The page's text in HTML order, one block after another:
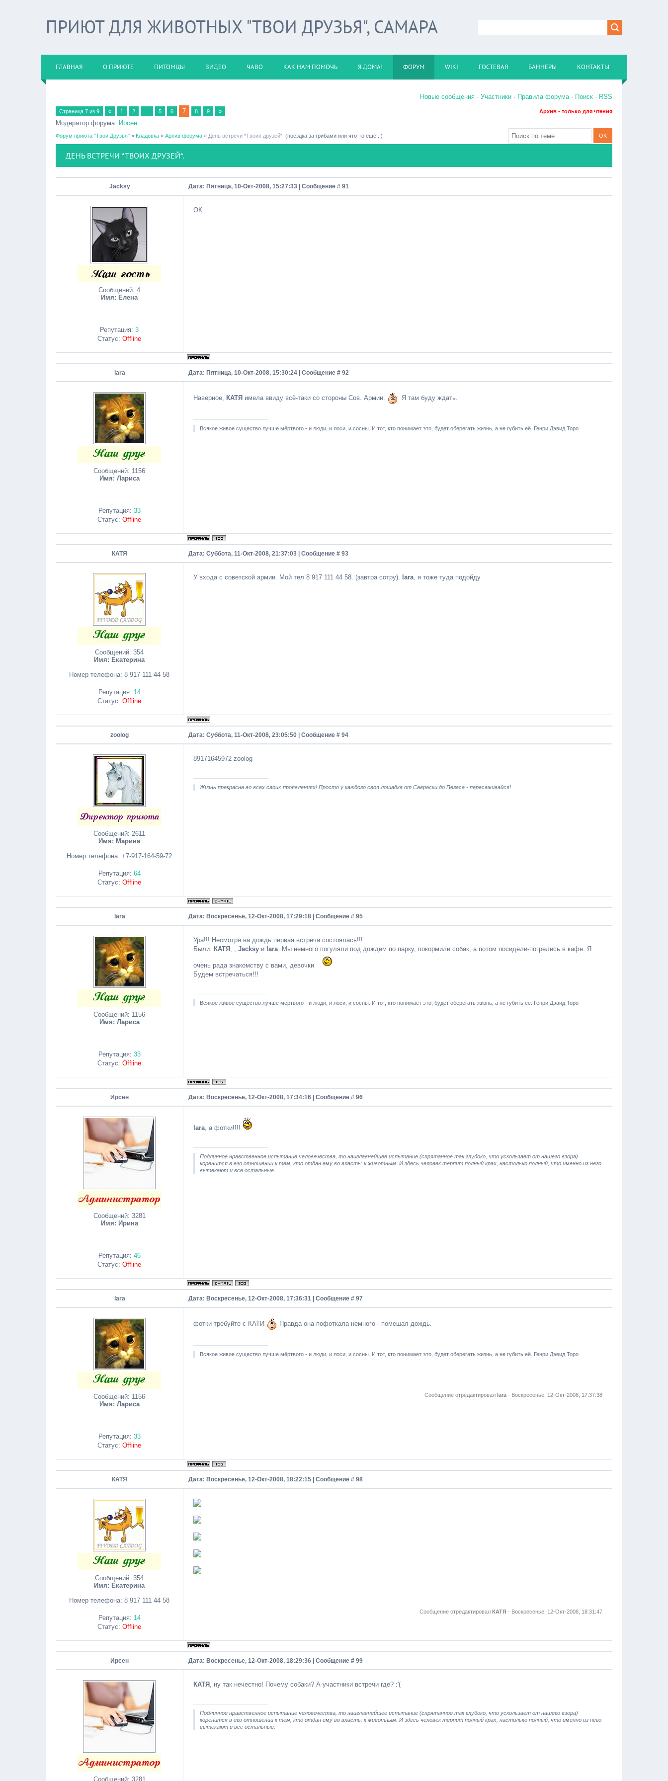
ПРИЮТ ДЛЯ ЖИВОТНЫХ "ТВОИ ДРУЗЬЯ", САМАРА
ГЛАВНАЯ О ПРИЮТЕ ПИТОМЦЫ ВИДЕО ЧАВО КАК НАМ ПОМОЧЬ Я ДОМА! ФОРУМ WIKI ГОСТЕВАЯ БАННЕРЫ КОНТАКТЫ
Новые сообщения · Участники · Правила форума· Поиск · RSS
Страница 7 из 9 « 1 2 5 6 7 8 9 » Архив - только для чтения
Модератор форума: Ирсен
Форум приюта "Твои Друзья" » Кладовка » Архив форума » День встречи *Твоих друзей*. (поездка за грибами или что-то ещё...)
ДЕНЬ ВСТРЕЧИ *ТВОИХ ДРУЗЕЙ*.
Jacksy Дата: Пятница, 10-Окт-2008, 15:27:33 | Сообщение # 91
Сообщений: 4
Имя: Елена
Репутация: 3
Статус: Offline
ОК.
lara Дата: Пятница, 10-Окт-2008, 15:30:24 | Сообщение # 92
Сообщений: 1156
Имя: Лариса
Репутация: 33
Статус: Offline
Наверное, КАТЯ имела ввиду всё-таки со стороны Сов. Армии. Я там буду ждать.
Всякое живое существо лучше мёртвого - и люди, и лоси, и сосны. И тот, кто понимает это, будет оберегать жизнь, а не губить её. Генри Дэвид Торо
КАТЯ Дата: Суббота, 11-Окт-2008, 21:37:03 | Сообщение # 93
Сообщений: 354
Имя: Екатерина
Номер телефона: 8 917 111 44 58
Репутация: 14
Статус: Offline
У входа с советской армии. Мой тел 8 917 111 44 58. (завтра сотру). lara, я тоже туда подойду
zoolog Дата: Суббота, 11-Окт-2008, 23:05:50 | Сообщение # 94
Сообщений: 2611
Имя: Марина
Номер телефона: +7-917-164-59-72
Репутация: 64
Статус: Offline
89171645972 zoolog
Жизнь прекрасна во всех своих проявлениях! Просто у каждого своя лошадка от Савраски до Пегаса - пересаживайся!
lara Дата: Воскресенье, 12-Окт-2008, 17:29:18 | Сообщение # 95
Сообщений: 1156
Имя: Лариса
Репутация: 33
Статус: Offline
Ура!!! Несмотря на дождь первая встреча состоялась!!!
Были: КАТЯ , , Jacksy и lara. Мы немного погуляли под дождем по парку, покормили собак, а потом посидели-погрелись в кафе. Я
очень рада знакомству с вами, девочки
Будем встречаться!!!
Всякое живое существо лучше мёртвого - и люди, и лоси, и сосны. И тот, кто понимает это, будет оберегать жизнь, а не губить её. Генри Дэвид Торо
Ирсен Дата: Воскресенье, 12-Окт-2008, 17:34:16 | Сообщение # 96
Сообщений: 3281
Имя: Ирина
Репутация: 46
Статус: Offline
lara, а фотки!!!!
Подлинное нравственное испытание человечества, то наиглавнейшее испытание (спрятанное так глубоко, что ускользает от нашего взора)
коренится в его отношении к тем, кто отдан ему во власть: к животным. И здесь человек терпит полный крах, настолько полный, что именно из него
вытекают и все остальные.
lara Дата: Воскресенье, 12-Окт-2008, 17:36:31 | Сообщение # 97
Сообщений: 1156
Имя: Лариса
Репутация: 33
Статус: Offline
фотки требуйте с КАТИ Правда она пофоткала немного - помешал дождь.
Всякое живое существо лучше мёртвого - и люди, и лоси, и сосны. И тот, кто понимает это, будет оберегать жизнь, а не губить её. Генри Дэвид Торо
Сообщение отредактировал lara - Воскресенье, 12-Окт-2008, 17:37:38
КАТЯ Дата: Воскресенье, 12-Окт-2008, 18:22:15 | Сообщение # 98
Сообщений: 354
Имя: Екатерина
Номер телефона: 8 917 111 44 58
Репутация: 14
Статус: Offline
Сообщение отредактировал КАТЯ - Воскресенье, 12-Окт-2008, 18:31:47
Ирсен Дата: Воскресенье, 12-Окт-2008, 18:29:36 | Сообщение # 99
Сообщений: 3281
КАТЯ , ну так нечестно! Почему собаки? А участники встречи где? :'(
Подлинное нравственное испытание человечества, то наиглавнейшее испытание (спрятанное так глубоко, что ускользает от нашего взора)
коренится в его отношении к тем, кто отдан ему во власть: к животным. И здесь человек терпит полный крах, настолько полный, что именно из него
вытекают и все остальные.